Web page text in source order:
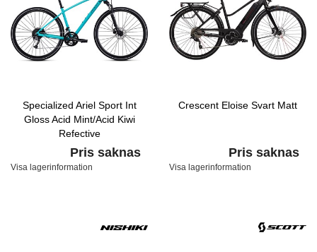
Specialized Ariel Sport Int
Gloss Acid Mint/Acid Kiwi
Refective
Pris saknas
Visa lagerinformation
Crescent Eloise Svart Matt
Pris saknas
Visa lagerinformation